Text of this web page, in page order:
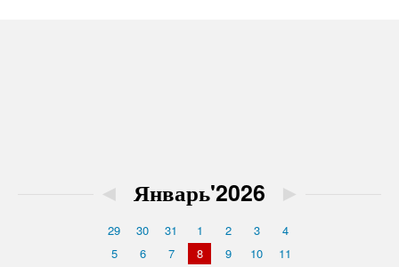
◄ Январь'2026 ►
29 30 31 1 2 3
4
5
6 7 8 9 10
11